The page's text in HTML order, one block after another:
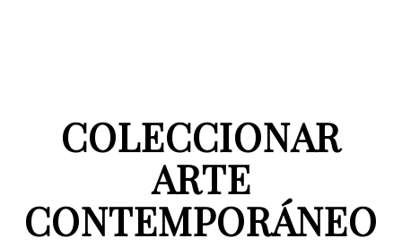
COLECCIONAR
ARTE
CONTEMPORÁNEO